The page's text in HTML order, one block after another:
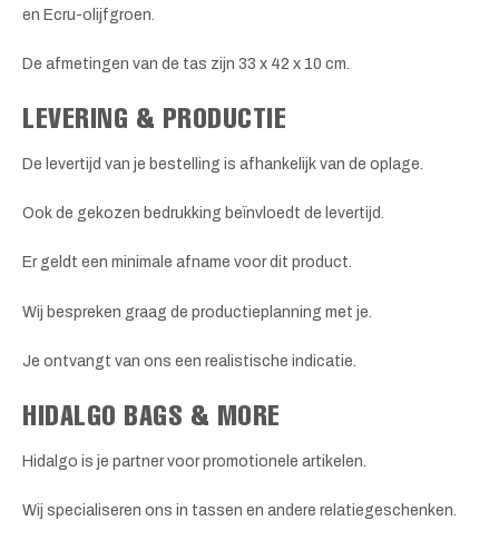
en Ecru-olijfgroen.
De afmetingen van de tas zijn 33 x 42 x 10 cm.
LEVERING & PRODUCTIE
De levertijd van je bestelling is afhankelijk van de oplage.
Ook de gekozen bedrukking beïnvloedt de levertijd.
Er geldt een minimale afname voor dit product.
Wij bespreken graag de productieplanning met je.
Je ontvangt van ons een realistische indicatie.
HIDALGO BAGS & MORE
Hidalgo is je partner voor promotionele artikelen.
Wij specialiseren ons in tassen en andere relatiegeschenken.